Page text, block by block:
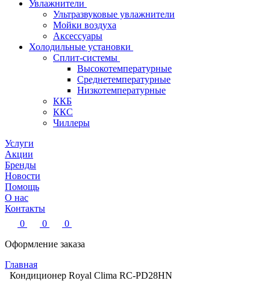
Увлажнители
Ультразвуковые увлажнители
Мойки воздуха
Аксессуары
Холодильные установки
Сплит-системы
Высокотемпературные
Среднетемпературные
Низкотемпературные
ККБ
ККС
Чиллеры
Услуги
Акции
Бренды
Новости
Помощь
О нас
Контакты
0
0
0
Оформление заказа
Главная
Кондиционер Royal Clima RC-PD28HN